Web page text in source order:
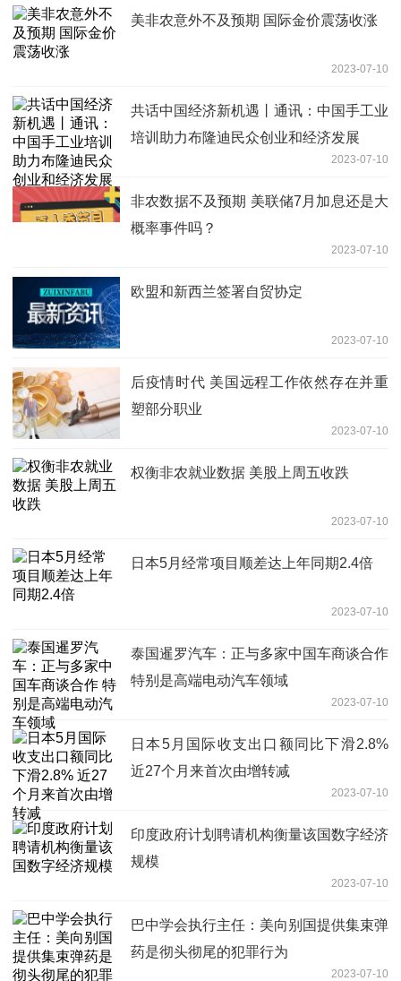
美非农意外不及预期 国际金价震荡收涨
2023-07-10
共话中国经济新机遇丨通讯：中国手工业
培训助力布隆迪民众创业和经济发展
2023-07-10
非农数据不及预期 美联储7月加息还是大
概率事件吗？
2023-07-10
欧盟和新西兰签署自贸协定
2023-07-10
后疫情时代 美国远程工作依然存在并重
塑部分职业
2023-07-10
权衡非农就业数据 美股上周五收跌
2023-07-10
日本5月经常项目顺差达上年同期2.4倍
2023-07-10
泰国暹罗汽车：正与多家中国车商谈合作
特别是高端电动汽车领域
2023-07-10
日本5月国际收支出口额同比下滑2.8%
近27个月来首次由增转减
2023-07-10
印度政府计划聘请机构衡量该国数字经济
规模
2023-07-10
巴中学会执行主任：美向别国提供集束弹
药是彻头彻尾的犯罪行为
2023-07-10